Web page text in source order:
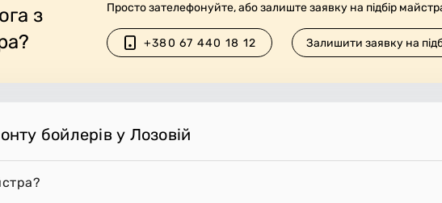
з
Просто зателефонуйте, або залиште заявку на підбір
+380 67 440 18 12 Залишити заявку на
бойлерів у Лозовій